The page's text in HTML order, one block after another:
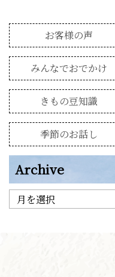
お客様の声
みんなでおでかけ
きもの豆知識
季節のお話し
Archive